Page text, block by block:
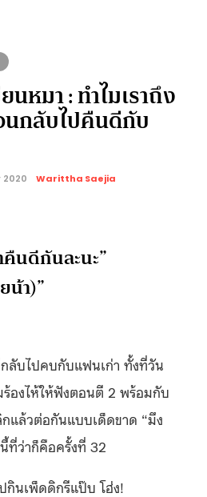
หมา : ทำไมเราถึง
นกลับไปคืนดีกับ
Warittha Saejia
นดีกันละนะ”
น้า)”
ลับไปคบกับแฟนเก่า ทั้งที่วัน
องไห้ให้ฟังตอนตี 2 พร้อมกับ
กแล้วต่อกันแบบเด็ดขาด “มึง
ที่ว่าก็คือครั้งที่ 32
กินเพ็ดดิกรีแป๊บ โฮ่ง!